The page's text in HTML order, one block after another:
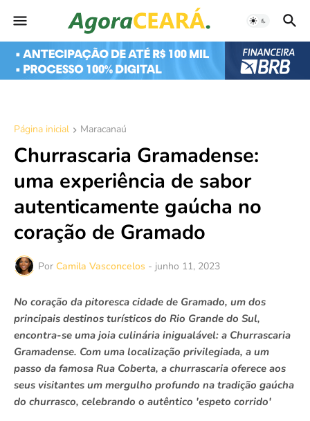
Página inicial Maracanaú
Churrascaria Gramadense:
uma experiência de sabor
autenticamente gaúcha no
coração de Gramado
Por Camila Vasconcelos - junho 11, 2023
No coração da pitoresca cidade de Gramado, um dos
principais destinos turísticos do Rio Grande do Sul,
encontra-se uma joia culinária inigualável: a Churrascaria
Gramadense. Com uma localização privilegiada, a um
passo da famosa Rua Coberta, a churrascaria oferece aos
seus visitantes um mergulho profundo na tradição gaúcha
do churrasco, celebrando o autêntico 'espeto corrido'